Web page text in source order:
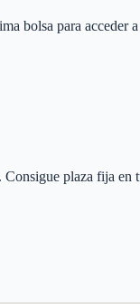
bolsa para acceder
. Consigue plaza fija en